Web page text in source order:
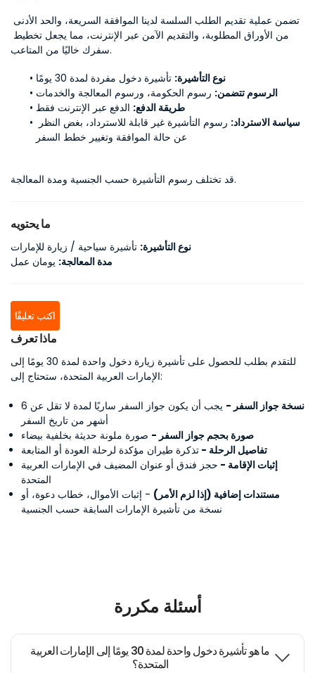
سفرك خاليًا من المتاعب.
نوع التأشيرة: تأشيرة دخول مفردة لمدة 30 يومًا
الرسوم تتضمن: رسوم الحكومة، ورسوم المعالجة والخدمات
طريقة الدفع: الدفع عبر الإنترنت فقط
سياسة الاسترداد:
عن حالة الموافقة وتغيير خطط السفر
قد تختلف رسوم التأشيرة حسب الجنسية ومدة المعالجة.
ما يحتويه
نوع التأشيرة: تأشيرة سياحية / زيارة للإمارات
مدة المعالجة: يومان عمل
اكتب تعليقًا
ماذا تعرف
للتقدم بطلب للحصول على تأشيرة زيارة دخول واحدة لمدة 30 يومًا إلى
الإمارات العربية المتحدة، ستحتاج إلى:
نسخة جواز السفر -
يجب أن يكون جواز السفر ساريًا لمدة لا تقل عن 6
أشهر من تاريخ السفر
صورة بحجم جواز السفر - صورة ملونة حديثة بخلفية بيضاء
تفاصيل الرحلة - تذكرة طيران مؤكدة لرحلة العودة أو المتابعة
إثبات الإقامة - حجز فندق أو عنوان المضيف في الإمارات العربية
المتحدة
مستندات إضافية (إذا لزم الأمر) - إثبات الأموال، خطاب دعوة، أو
نسخة من تأشيرة الإمارات السابقة حسب الجنسية
أسئلة مكررة
ما هو تأشيرة دخول واحدة لمدة 30 يومًا إلى الإمارات العربية
المتحدة؟